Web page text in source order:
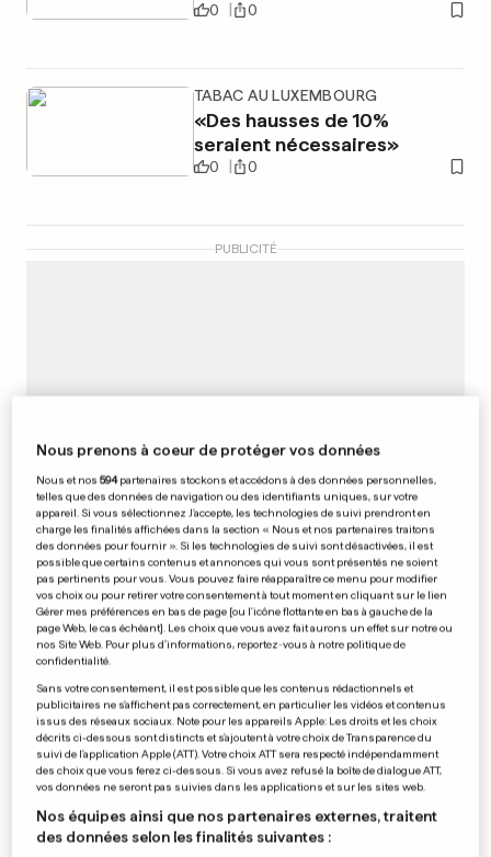
0 0
TABAC AU LUXEMBOURG
«Des hausses de 10%
seraient nécessaires»
0 0
PUBLICITÉ
AU LUXEMBOURG
Les femmes préoccupées par
la précarité
0 0
POLICIÈRE À BRUXELLES
Condamné pour sexisme:
une première en Belgique
0
Nous prenons à coeur de protéger vos données
Nous et nos594partenaires stockons et accédons à des données personnelles,
telles que des données de navigation ou des identifiants uniques, sur votre
appareil. Si vous sélectionnez J'accepte, les technologies de suivi prendront en
charge les finalités affichées dans la section « Nous et nos partenaires traitons
des données pour fournir ». Si les technologies de suivi sont désactivées, il est
possible que certains contenus et annonces qui vous sont présentés ne soient
pas pertinents pour vous. Vous pouvez faire réapparaître ce menu pour modifier
vos choix ou pour retirer votre consentement à tout moment en cliquant sur le lien
Gérer mes préférences en bas de page [ou l'icône flottante en bas à gauche de la
page Web, le cas échéant]. Les choix que vous avez fait aurons un effet sur notre ou
nos Site Web. Pour plus d’informations, reportez-vous à notre politique de
confidentialité.
Sans votre consentement, il est possible que les contenus rédactionnels et
publicitaires ne s'affichent pas correctement, en particulier les vidéos et contenus
issus des réseaux sociaux. Note pour les appareils Apple: Les droits et les choix
décrits ci-dessous sont distincts et s'ajoutent à votre choix de Transparence du
suivi de l'application Apple (ATT). Votre choix ATT sera respecté indépendamment
des choix que vous ferez ci-dessous. Si vous avez refusé la boîte de dialogue ATT,
vos données ne seront pas suivies dans les applications et sur les sites web.
Nos équipes ainsi que nos partenaires externes, traitent
des données selon les finalités suivantes :